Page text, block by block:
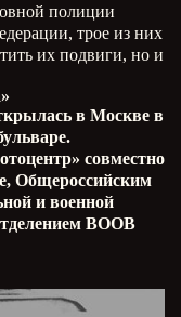
полиции
трое из них
их подвиги, но и
в Москве в
совместно
Общероссийским
и военной
ВООВ